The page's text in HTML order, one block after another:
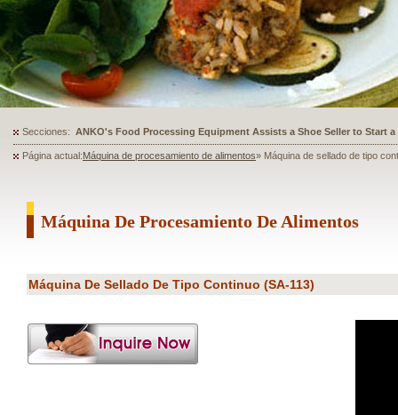
Secciones: ANKO's Food Processing Equipment Assists a Shoe Seller to Start
Página actual:Máquina de procesamiento de alimentos» Máquina de sellado de tipo
Máquina De Procesamiento De Alimentos
Máquina De Sellado De Tipo Continuo (SA-113)